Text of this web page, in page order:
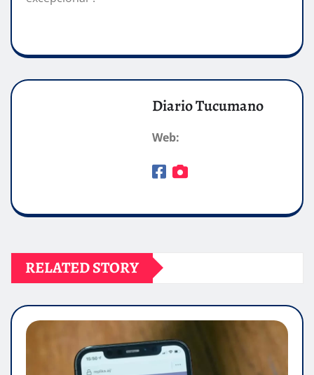
Diario Tucumano
Web:
RELATED STORY